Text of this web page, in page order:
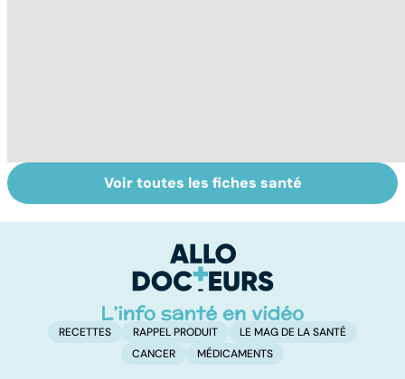
d'ovocytes,
Gynéco : un suivi
pour la vie
Voir toutes les fiches santé
RECETTES RAPPEL PRODUIT
LE MAG DE LA SANTÉ
CANCER
MÉDICAMENTS